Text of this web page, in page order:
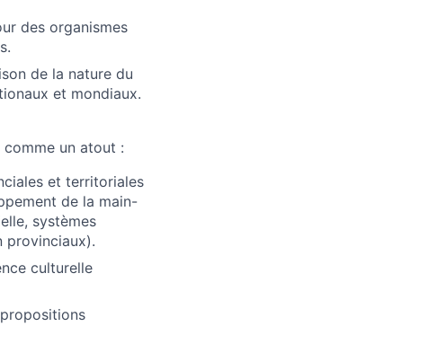
des organismes
de la nature du
et mondiaux.
un atout :
et territoriales
de la main-
systèmes
provinciaux).
culturelle